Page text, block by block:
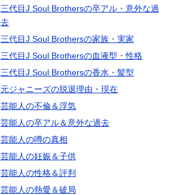
三代目J Soul Brothersの卒アル・意外な過
去
三代目J Soul Brothersの家族・実家
三代目J Soul Brothersの血液型・性格
三代目J Soul Brothersの香水・髪型
元ジャニーズの脱退理由・現在
芸能人の不倫＆浮気
芸能人の卒アル＆意外な過去
芸能人の噂の真相
芸能人の妊娠＆子供
芸能人の性格＆評判
芸能人の熱愛＆破局